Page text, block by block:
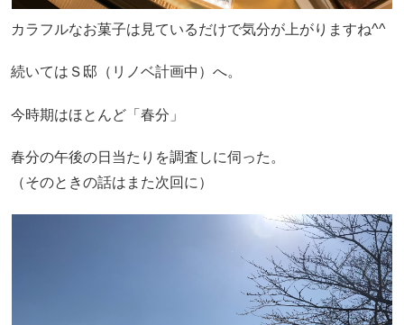
カラフルなお菓子は見ているだけで気分が上がりますね^^
続いてはＳ邸（リノベ計画中）へ。
今時期はほとんど「春分」
春分の午後の日当たりを調査しに伺った。
（そのときの話はまた次回に）